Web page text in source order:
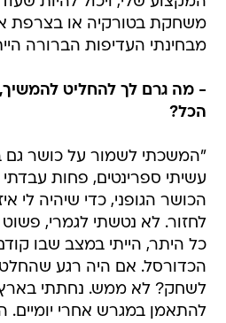
משחקת בטורקיה או בצרפת
מבחינתי העדיפות הברורה
- מה גרם לך להחליט
הכל?
"המשכתי לשמור על כושר גם
עשיתי ספרינטים, פחות
הכושר הגופני, כדי שיהיה לי
לחזור. לא נטשתי לגמרי,
כל היתר, הייתי במצב שבו
הכדורסל. אם היה רגע
לשחק? לא ממש. נחתתי בארץ,
להתאמן במגרש אחרי